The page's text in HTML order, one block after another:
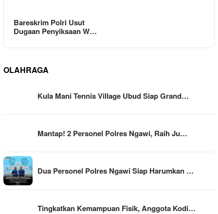
Bareskrim Polri Usut
Dugaan Penyiksaan W…
OLAHRAGA
Kula Mani Tennis Village Ubud Siap Grand…
Mantap! 2 Personel Polres Ngawi, Raih Ju…
Dua Personel Polres Ngawi Siap Harumkan …
Tingkatkan Kemampuan Fisik, Anggota Kodi…